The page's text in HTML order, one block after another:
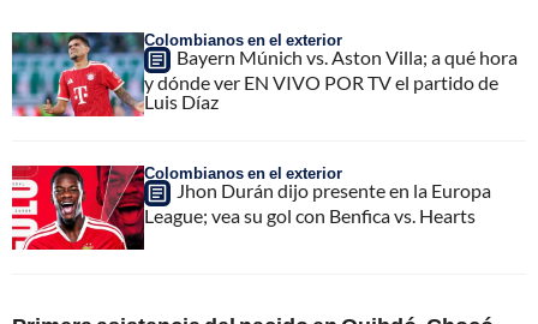
Colombianos en el exterior
Bayern Múnich vs. Aston Villa; a qué hora
y dónde ver EN VIVO POR TV el partido de
Luis Díaz
Colombianos en el exterior
Jhon Durán dijo presente en la Europa
League; vea su gol con Benfica vs. Hearts